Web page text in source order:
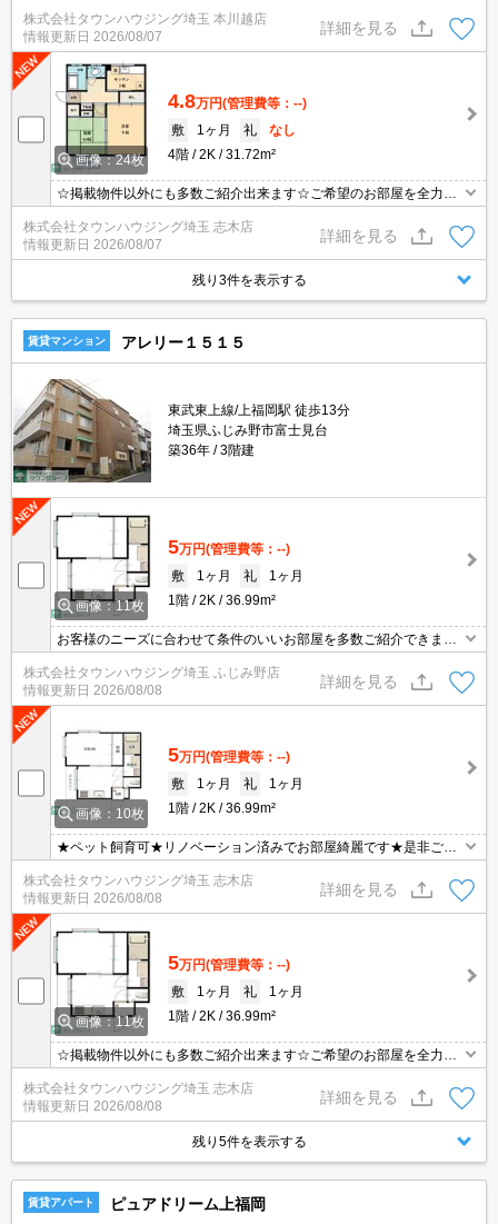
情報数No.1のタウンハウジングまで是非お問い合わせください！
株式会社タウンハウジング埼玉 本川越店
情報更新日 2026/08/07
詳細を見る
画像：24枚
4.8万円(管理費等：--)
敷
1ヶ月 礼
なし
4階
2K 31.72m²
☆掲載物件以外にも多数ご紹介出来ます☆ご希望のお部屋を全力で
お探しさせて頂きます♪
株式会社タウンハウジング埼玉 志木店
情報更新日 2026/08/07
詳細を見る
残り3件を表示する
賃貸マンション アレリー１５１５
東武東上線/上福岡駅 徒歩13分
埼玉県ふじみ野市富士見台
築36年
3階建
画像：11枚
5万円(管理費等：--)
敷
1ヶ月 礼
1ヶ月
1階
2K 36.99m²
お客様のニーズに合わせて条件のいいお部屋を多数ご紹介できます♪
情報数No.1のタウンハウジングまで是非お問い合わせください！
株式会社タウンハウジング埼玉 ふじみ野店
情報更新日 2026/08/08
詳細を見る
画像：10枚
5万円(管理費等：--)
敷
1ヶ月 礼
1ヶ月
1階
2K 36.99m²
★ペット飼育可★リノベーション済みでお部屋綺麗です★是非ご内
見ください♪
株式会社タウンハウジング埼玉 志木店
情報更新日 2026/08/08
詳細を見る
画像：11枚
5万円(管理費等：--)
敷
1ヶ月 礼
1ヶ月
1階
2K 36.99m²
☆掲載物件以外にも多数ご紹介出来ます☆ご希望のお部屋を全力で
お探しさせて頂きます♪
株式会社タウンハウジング埼玉 志木店
情報更新日 2026/08/08
詳細を見る
残り5件を表示する
賃貸アパート ピュアドリーム上福岡